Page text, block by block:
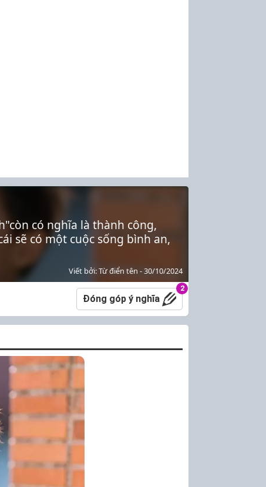
có nghĩa là thành công,
sẽ có một cuộc sống bình an,
Viết bởi: Từ điển tên - 30/10/2024
Đóng góp ý nghĩa
2